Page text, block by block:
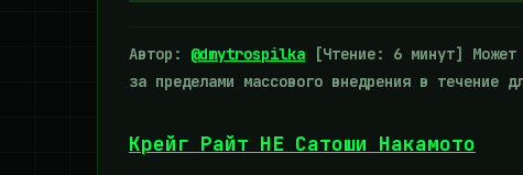
Автор: @dmytrospilka [Чтение: 6 минут] Может
за пределами массового внедрения в течение
Крейг Райт НЕ Сатоши Накамото